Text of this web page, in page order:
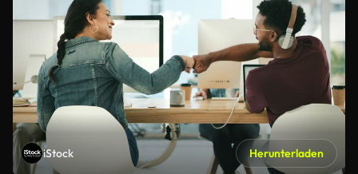
iStock Herunterladen